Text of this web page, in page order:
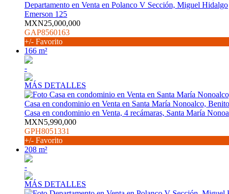
Departamento en Venta en Polanco V Sección, Miguel Hidalgo
Emerson 125
MXN25,000,000
GAP8560163
+/- Favorito
166 m²
-
MÁS DETALLES
Casa en condominio en Venta en Santa María Nonoalco,
Casa en condominio en Venta, 4 recámaras, Santa María
MXN5,990,000
GPH8051331
+/- Favorito
208 m²
-
MÁS DETALLES